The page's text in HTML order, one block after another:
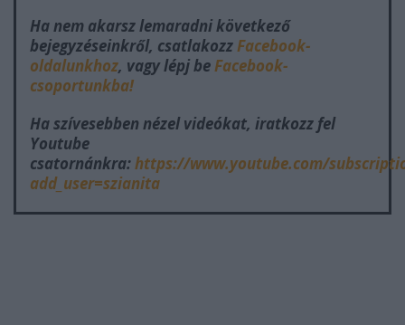
Ha nem akarsz lemaradni következő
bejegyzéseinkről, csatlakozzFacebook-
oldalunkhoz, vagy lépj beFacebook-
csoportunkba!
Ha szívesebben nézel videókat, iratkozz fel
Youtube
csatornánkra:https://www.youtube.com/
add_user=szianita